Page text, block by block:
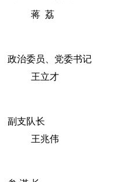
蒋 荔
政治委员、党委书记
王立才
副支队长
王兆伟